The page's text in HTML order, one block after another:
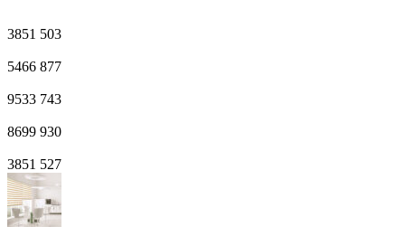
3851 503
5466 877
9533 743
8699 930
3851 527